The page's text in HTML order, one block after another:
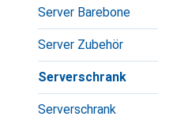
Server Barebone
Server Zubehör
Serverschrank
Serverschrank